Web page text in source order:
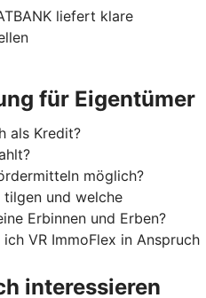
liefert klare
für Eigentümer
als Kredit?
möglich?
und welche
Erbinnen und Erben?
VR ImmoFlex in Anspruch
interessieren